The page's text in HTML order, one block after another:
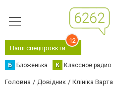
Наші спецпроєкти
12
Б Бложенька К Классное радио
Головна Довідник Клініка Варта